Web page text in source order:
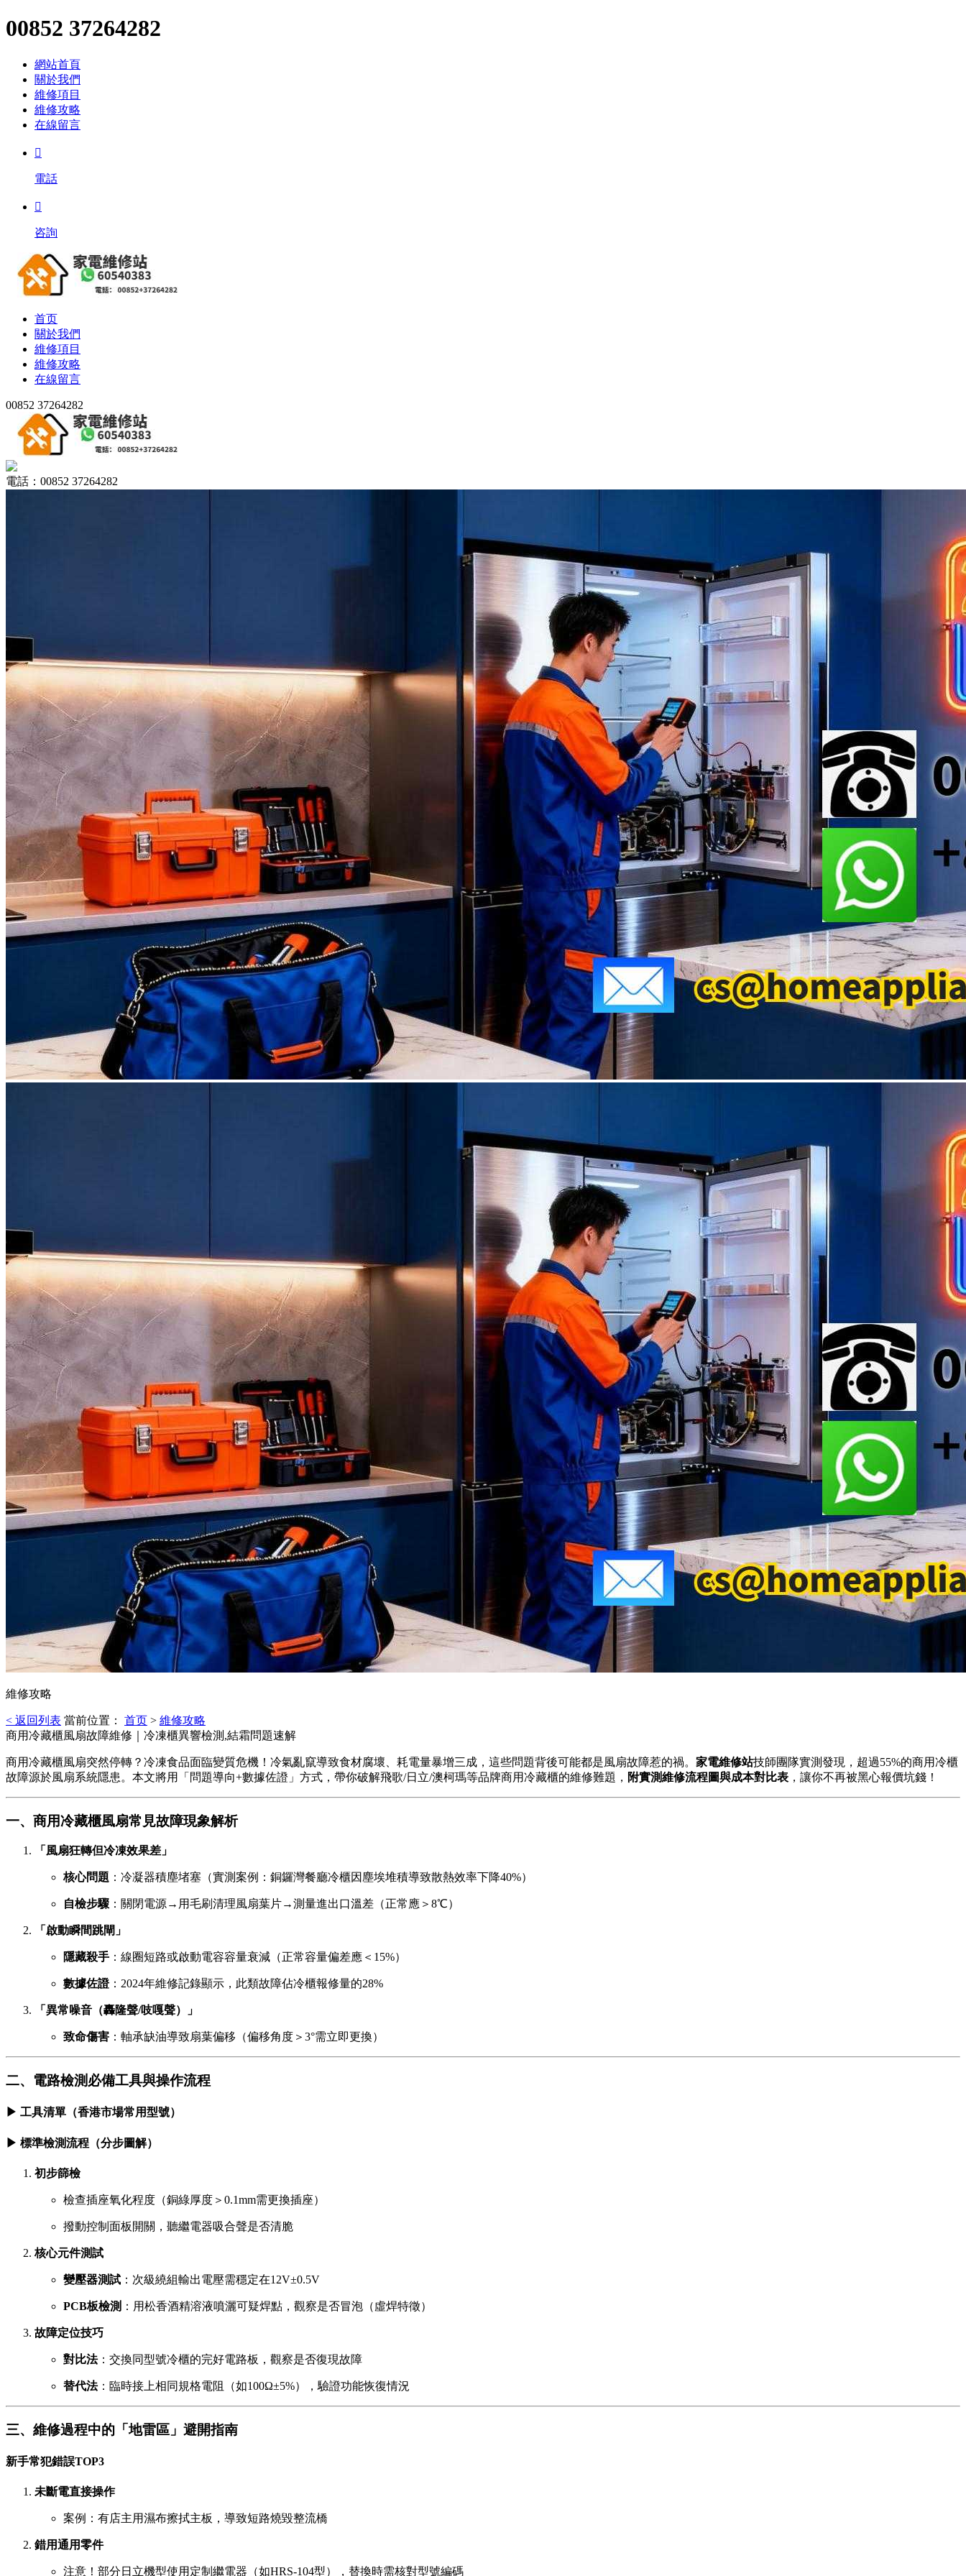
00852 37264282
網站首頁
關於我們
維修項目
維修攻略
在線留言

電話

咨詢
首页
關於我們
維修項目
維修攻略
在線留言
00852 37264282
電話：00852 37264282
維修攻略
< 返回列表 當前位置： 首页 > 維修攻略
商用冷藏櫃風扇故障維修｜冷凍櫃異響檢測,結霜問題速解
商用冷藏櫃風扇突然停轉？冷凍食品面臨變質危機！冷氣亂竄導致食材腐壞、耗電量暴增三成，這些問題背後可能都是風扇故障惹的禍。 家電維修站技師團隊實測發現，超過55%的商用冷櫃
故障源於風扇系統隱患。本文將用「問題導向+數據佐證」方式，帶你破解飛歌/日立/澳柯瑪等品牌商用冷藏櫃的維修難題， 附實測維修流程圖與成本對比表 ，讓你不再被黑心報價坑錢！
一、商用冷藏櫃風扇常見故障現象解析
「風扇狂轉但冷凍效果差」
核心問題 ：冷凝器積塵堵塞（實測案例：銅鑼灣餐廳冷櫃因塵埃堆積導致散熱效率下降40%）
自檢步驟 ：關閉電源→用毛刷清理風扇葉片→測量進出口溫差（正常應＞8℃）
「啟動瞬間跳閘」
隱藏殺手 ：線圈短路或啟動電容容量衰減（正常容量偏差應＜15%）
數據佐證：2024年維修記錄顯示，此類故障佔冷櫃報修量的28%
「異常噪音（轟隆聲/吱嘎聲）」
致命傷害 ：軸承缺油導致扇葉偏移（偏移角度＞3°需立即更換）
二、電路檢測必備工具與操作流程
▶ 工具清單（香港市場常用型號）
▶ 標準檢測流程（分步圖解）
初步篩檢
檢查插座氧化程度（銅綠厚度＞0.1mm需更換插座）
撥動控制面板開關，聽繼電器吸合聲是否清脆
核心元件測試
變壓器測試 ：次級繞組輸出電壓需穩定在12V±0.5V
PCB板檢測 ：用松香酒精溶液噴灑可疑焊點，觀察是否冒泡（虛焊特徵）
故障定位技巧
對比法：交換同型號冷櫃的完好電路板，觀察是否復現故障
替代法：臨時接上相同規格電阻（如100Ω±5%），驗證功能恢復情況
三、維修過程中的「地雷區」避開指南
新手常犯錯誤TOP3
未斷電直接操作
案例：有店主用濕布擦拭主板，導致短路燒毀整流橋
錯用通用零件
注意！部分日立機型使用定制繼電器（如HRS-104型），替換時需核對型號編碼